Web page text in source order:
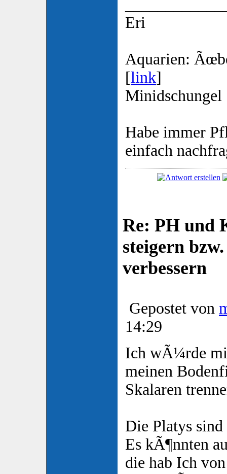
Eri
Aquarien:
[link]
Minidschungel
Habe immer
einfach
Re: PH und
steigern
verbessern
Gepostet von
14:29
Ich wÃ¼rde
meinen
Skalaren
Die Platys
Es kÃ¶nnten
die hab Ich